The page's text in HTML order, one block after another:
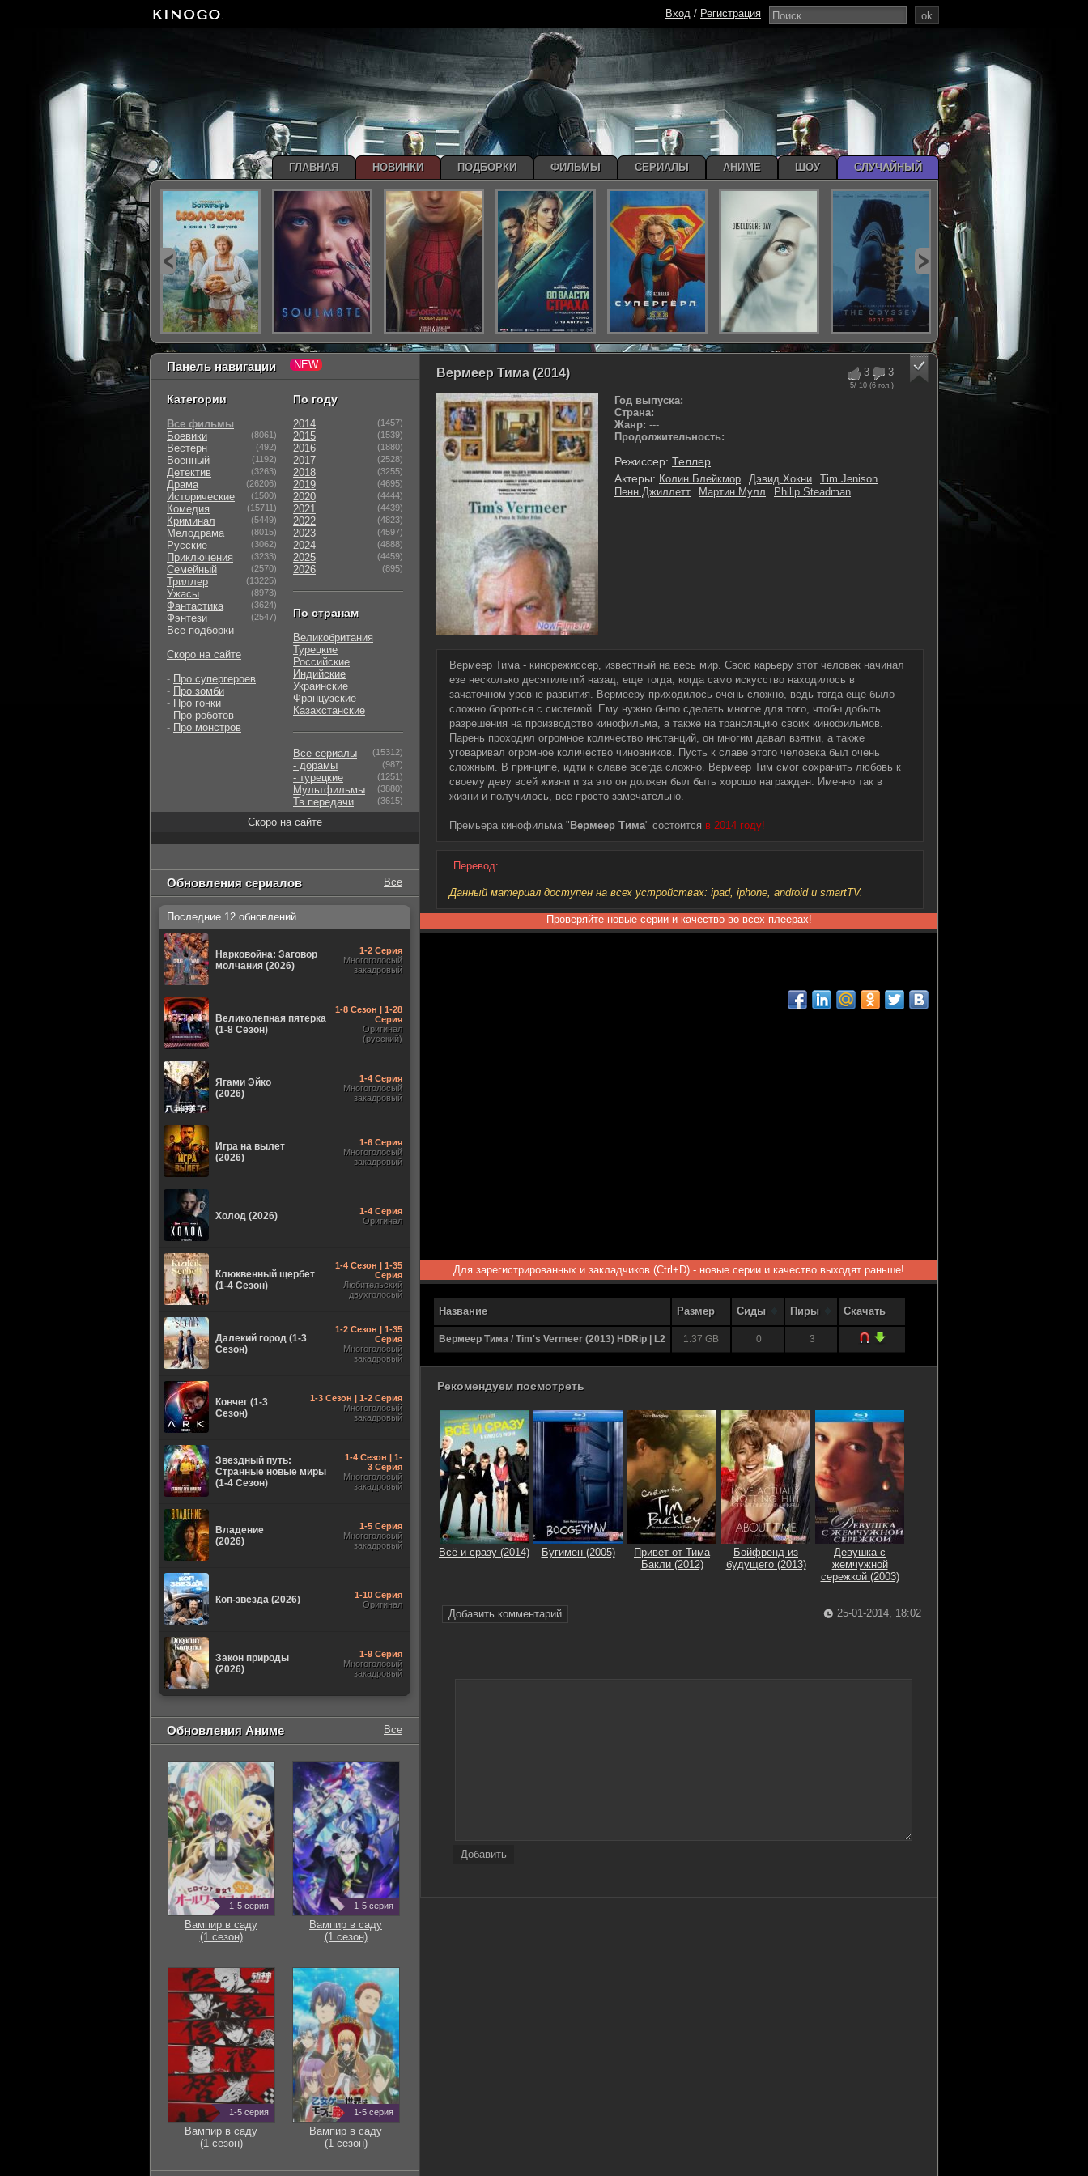
3 3
5/ 10 (6 гол.)
Вермеер Тима (2014)
Год выпуска:
Страна:
Жанр: ---
Продолжительность:
Режиссер: Теллер
Актеры: Колин Блейкмор Дэвид Хокни
Tim Jenison
Пенн Джиллетт
Мартин Мулл Philip Steadman
Вермеер Тима - кинорежиссер, известный на весь мир. Свою карьеру этот человек начинал
езе несколько десятилетий назад, еще тогда, когда само искусство находилось в
зачаточном уровне развития. Вермееру приходилось очень сложно, ведь тогда еще было
сложно бороться с системой. Ему нужно было сделать многое для того, чтобы добыть
разрешения на производство кинофильма, а также на трансляцию своих кинофильмов.
Парень проходил огромное количество инстанций, он многим давал взятки, а также
уговаривал огромное количество чиновников. Пусть к славе этого человека был очень
сложным. В принципе, идти к славе всегда сложно. Вермеер Тим смог сохранить любовь к
своему деву всей жизни и за это он должен был быть хорошо награжден. Именно так в
жизни и получилось, все просто замечательно.
Премьера кинофильма " Вермеер Тима" состоится в 2014 году!
Перевод:
Данный материал доступен на всех устройствах: ipad, iphone, android и smartTV.
Проверяйте новые серии и качество во всех плеерах!
Для зарегистрированных и закладчиков (Ctrl+D) - новые серии и качество выходят раньше!
Название Размер Сиды Пиры Скачать
Вермеер Тима / Tim's Vermeer (2013) HDRip | L2 1.37 GB 0 3
Рекомендуем посмотреть
Всё и сразу (2014) Бугимен (2005)
Привет от Тима
Бакли (2012)
Бойфренд из
будущего (2013)
Девушка с
жемчужной
сережкой (2003)
Добавить комментарий 25-01-2014, 18:02
Добавить
Панель навигации
Категории
Все фильмы
Боевики
(8061)
Вестерн (492)
Военный (1192)
Детектив (3263)
Драма (26206)
Исторические (1500)
Комедия (15711)
Криминал (5449)
Мелодрама (8015)
Русские (3062)
Приключения (3233)
Семейный (2570)
Триллер (13225)
Ужасы (8973)
Фантастика (3624)
Фэнтези (2547)
Все подборки
Скоро на сайте
- Про супергероев
- Про зомби
- Про гонки
- Про роботов
- Про монстров
По году
2014 (1457)
2015 (1539)
2016 (1880)
2017 (2528)
2018 (3255)
2019 (4695)
2020 (4444)
2021 (4439)
2022 (4823)
2023 (4597)
2024 (4888)
2025 (4459)
2026 (895)
По странам
Великобритания
Турецкие
Российские
Индийские
Украинские
Французские
Казахстанские
Все сериалы (15312)
- дорамы (987)
- турецкие (1251)
Мультфильмы (3880)
Тв передачи (3615)
Скоро на сайте
Обновления сериалов Все
Последние 12 обновлений
Нарковойна: Заговор
молчания (2026)
1-2 Серия
Многоголосый
закадровый
Великолепная пятерка
(1-8 Сезон)
1-8 Сезон | 1-28
Серия
Оригинал
(русский)
Ягами Эйко
(2026)
1-4 Серия
Многоголосый
закадровый
Игра на вылет
(2026)
1-6 Серия
Многоголосый
закадровый
Холод (2026)
1-4 Серия
Оригинал
Клюквенный щербет
(1-4 Сезон)
1-4 Сезон | 1-35
Серия
Любительский
двухголосый
Далекий город (1-3
Сезон)
1-2 Сезон | 1-35
Серия
Многоголосый
закадровый
Ковчег (1-3
Сезон)
1-3 Сезон | 1-2 Серия
Многоголосый
закадровый
Звездный путь:
Странные новые миры
(1-4 Сезон)
1-4 Сезон | 1-
3 Серия
Многоголосый
закадровый
Владение
(2026)
1-5 Серия
Многоголосый
закадровый
Коп-звезда (2026)
1-10 Серия
Оригинал
Закон природы
(2026)
1-9 Серия
Многоголосый
закадровый
Обновления Аниме Все
1-5 серия
Вампир в саду
(1 сезон)
1-5 серия
Вампир в саду
(1 сезон)
1-5 серия
Вампир в саду
(1 сезон)
1-5 серия
Вампир в саду
(1 сезон)
ok
Вход / Регистрация
ГЛАВНАЯ НОВИНКИ ПОДБОРКИ ФИЛЬМЫ СЕРИАЛЫ АНИМЕ ШОУ СЛУЧАЙНЫЙ